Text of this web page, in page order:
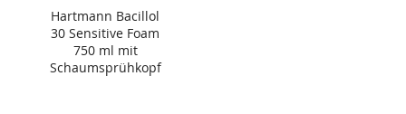
Hartmann Bacillol
30 Sensitive Foam
750 ml mit
Schaumsprühkopf